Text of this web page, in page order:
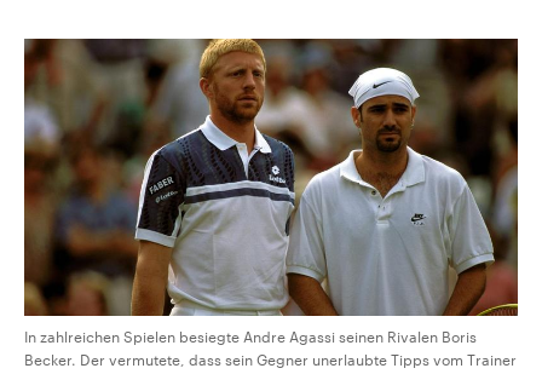
Audio-Archiv
In zahlreichen Spielen besiegte Andre Agassi seinen Rivalen Boris
Becker. Der vermutete, dass sein Gegner unerlaubte Tipps vom Trainer